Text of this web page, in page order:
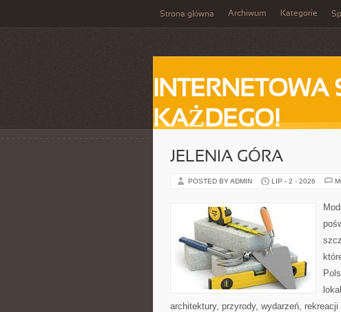
Strona główna Archiwum Kategorie
INTERNETOWA
KAŻDEGO!
JELENIA GÓRA
POSTED BY ADMIN LIP - 2 - 2026
architektury, przyrody, wydarzeń,